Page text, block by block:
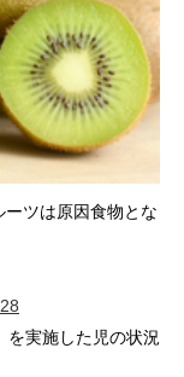
ツは原因食物とな
を実施した児の状況